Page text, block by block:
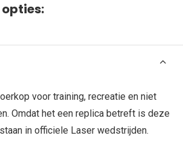
voor training, recreatie en niet
Omdat het een replica betreft is deze
in officiele Laser wedstrijden.